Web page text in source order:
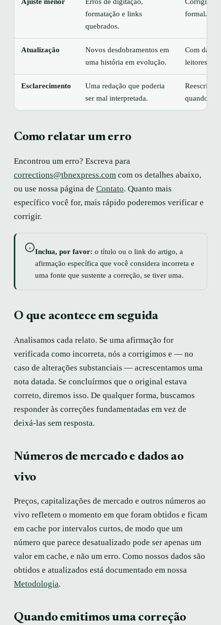
Ajuste menor
Erros de digitação,
formatação e links
quebrados.
Corrigido
formal.
Atualização
Novos desdobramentos em
uma história em evolução.
Com data
leitores
Esclarecimento
Uma redação que poderia
ser mal interpretada.
Reescrita,
quando o
Como relatar um erro
Encontrou um erro? Escreva para
corrections@tbnexpress.com com os detalhes abaixo,
ou use nossa página de Contato. Quanto mais
específico você for, mais rápido poderemos verificar e
corrigir.
Inclua, por favor: o título ou o link do artigo, a
afirmação específica que você considera incorreta e
uma fonte que sustente a correção, se tiver uma.
O que acontece em seguida
Analisamos cada relato. Se uma afirmação for
verificada como incorreta, nós a corrigimos e — no
caso de alterações substanciais — acrescentamos uma
nota datada. Se concluírmos que o original estava
correto, diremos isso. De qualquer forma, buscamos
responder às correções fundamentadas em vez de
deixá-las sem resposta.
Números de mercado e dados ao
vivo
Preços, capitalizações de mercado e outros números ao
vivo refletem o momento em que foram obtidos e ficam
em cache por intervalos curtos, de modo que um
número que parece desatualizado pode ser apenas um
valor em cache, e não um erro. Como nossos dados são
obtidos e atualizados está documentado em nossa
Metodologia.
Quando emitimos uma correção